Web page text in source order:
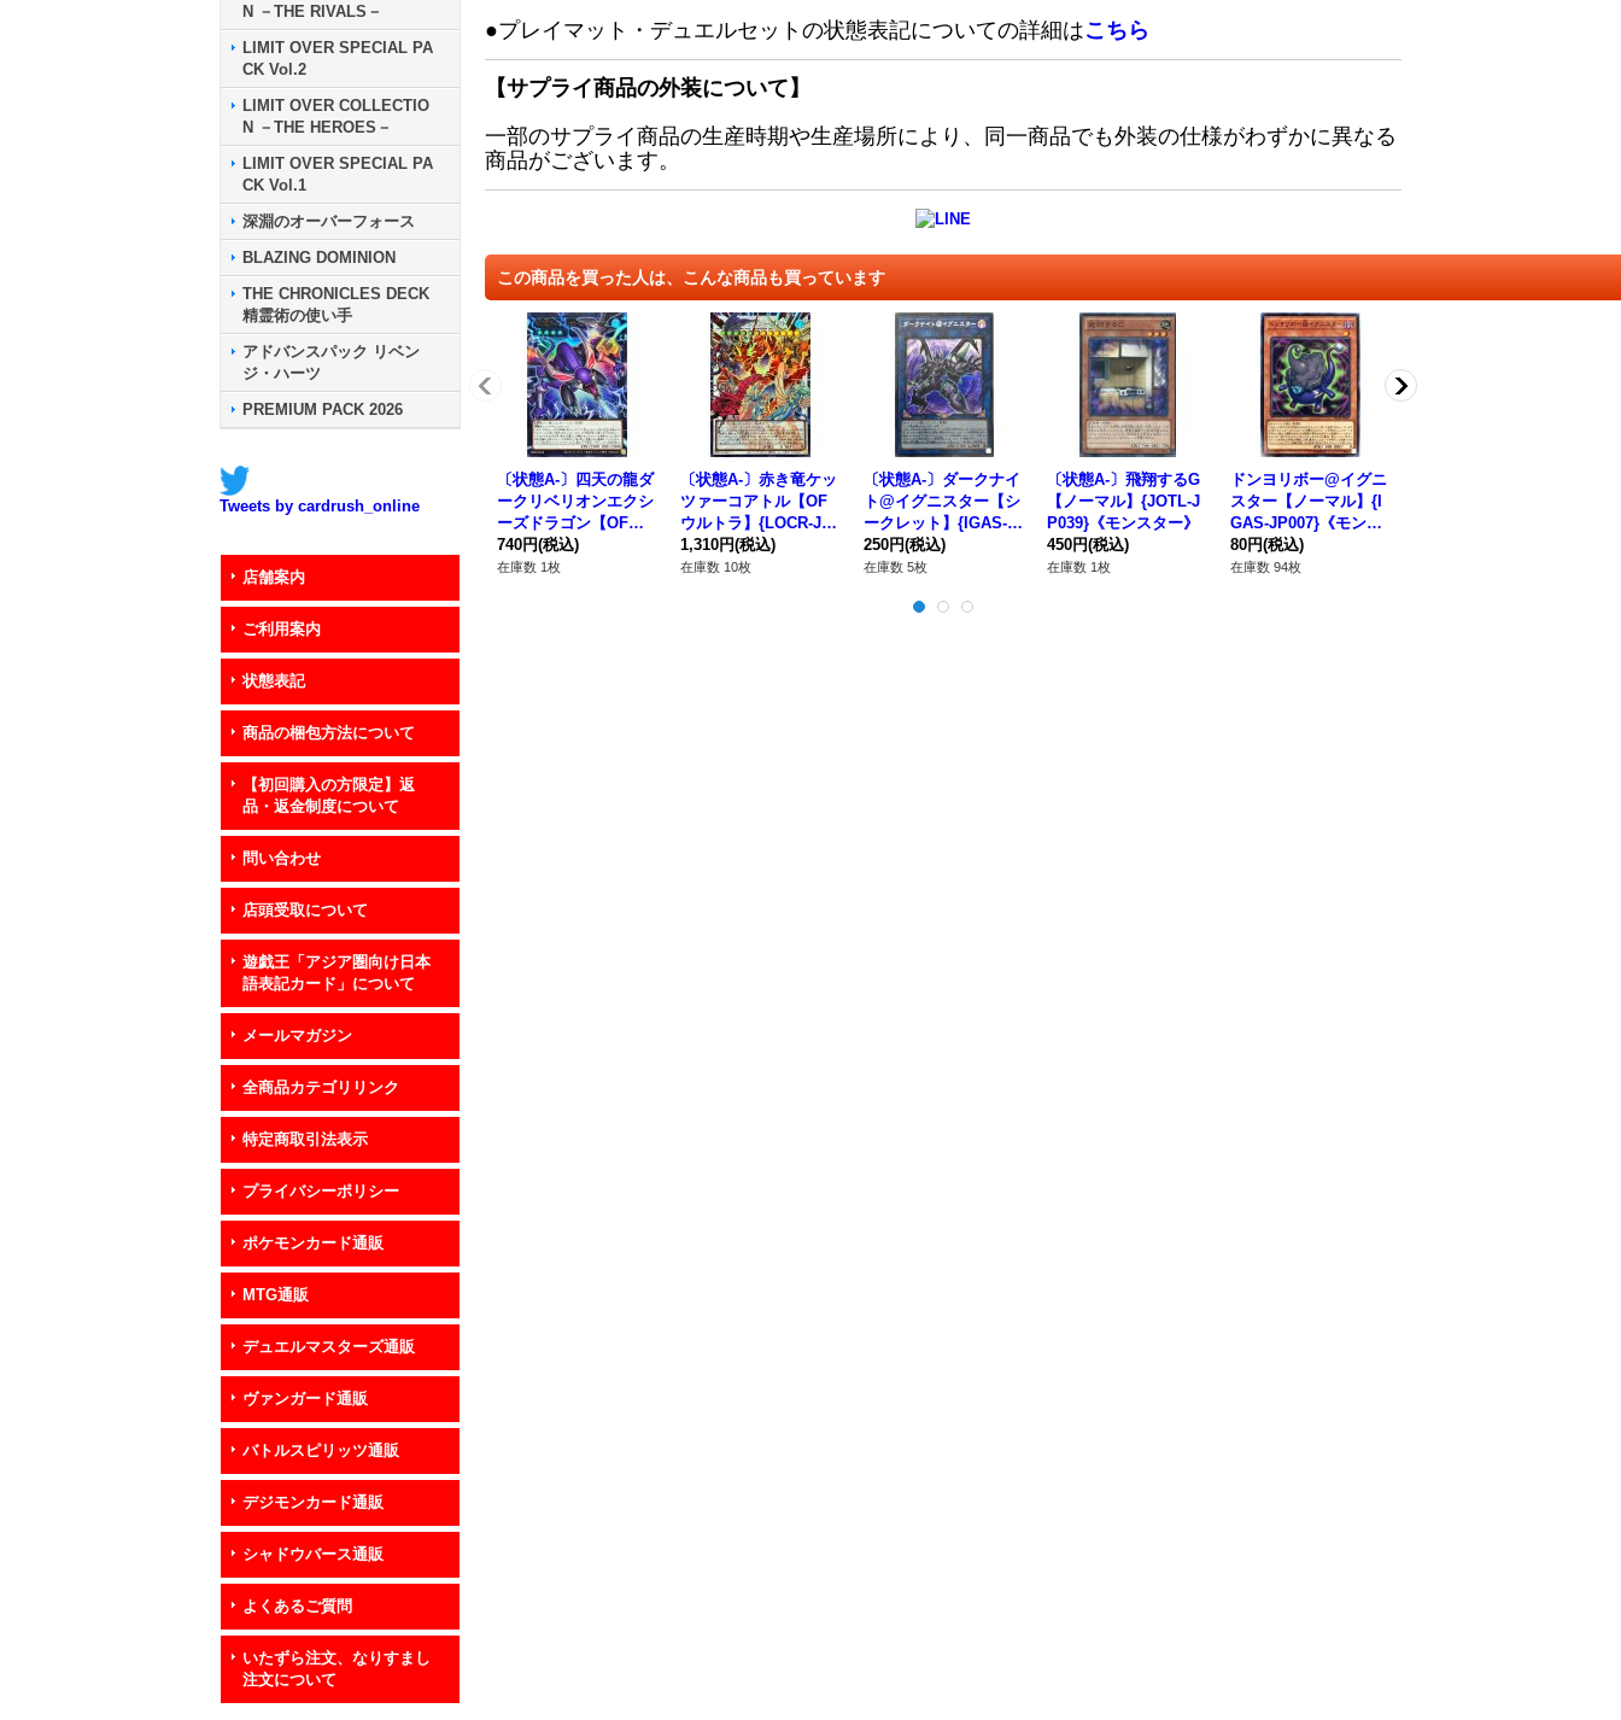
N －THE RIVALS－
LIMIT OVER SPECIAL PA
CK Vol.2
LIMIT OVER COLLECTIO
N －THE HEROES－
LIMIT OVER SPECIAL PA
CK Vol.1
深淵のオーバーフォース
BLAZING DOMINION
THE CHRONICLES DECK
精霊術の使い手
アドバンスパック リベン
ジ・ハーツ
PREMIUM PACK 2026
Tweets by cardrush_online
店舗案内
ご利用案内
状態表記
商品の梱包方法について
【初回購入の方限定】返
品・返金制度について
問い合わせ
店頭受取について
遊戯王「アジア圏向け日本
語表記カード」について
メールマガジン
全商品カテゴリリンク
特定商取引法表示
プライバシーポリシー
ポケモンカード通販
MTG通販
デュエルマスターズ通販
ヴァンガード通販
バトルスピリッツ通販
デジモンカード通販
シャドウバース通販
よくあるご質問
いたずら注文、なりすまし
注文について
●プレイマット・デュエルセットの状態表記についての詳細はこちら
【サプライ商品の外装について】
一部のサプライ商品の生産時期や生産場所により、同一商品でも外装の仕様がわずかに異なる
商品がございます。
この商品を買った人は、こんな商品も買っています
〔状態A-〕四天の龍ダ
ークリベリオンエクシ
ーズドラゴン【OFウ
ルトラ】{LOCR-JP01
5}《エクシーズ》
740円(税込)
在庫数 1枚
〔状態A-〕赤き竜ケッ
ツァーコアトル【OF
ウルトラ】{LOCR-JP
007}《シンクロ》
1,310円(税込)
在庫数 10枚
〔状態A-〕ダークナイ
ト@イグニスター【シ
ークレット】{IGAS-J
P045}《リンク》
250円(税込)
在庫数 5枚
〔状態A-〕飛翔するG
【ノーマル】{JOTL-J
P039}《モンスター》
450円(税込)
在庫数 1枚
ドンヨリボー@イグニ
スター【ノーマル】{I
GAS-JP007}《モンス
ター》
80円(税込)
在庫数 94枚